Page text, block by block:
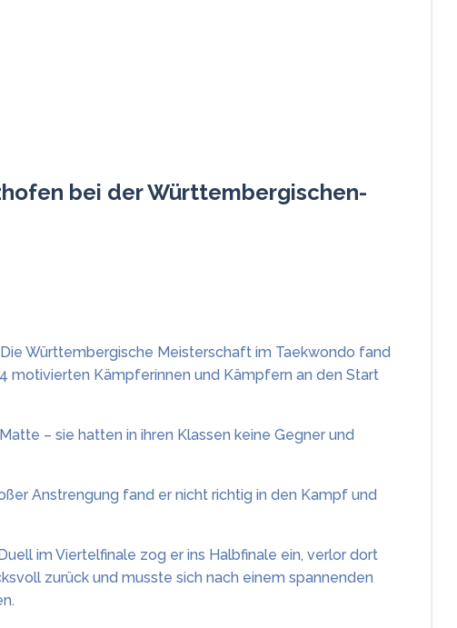
bei der Württembergischen-
Württembergische Meisterschaft im Taekwondo fand
motivierten Kämpferinnen und Kämpfern an den Start
– sie hatten in ihren Klassen keine Gegner und
Anstrengung fand er nicht richtig in den Kampf und
im Viertelfinale zog er ins Halbfinale ein, verlor dort
zurück und musste sich nach einem spannenden